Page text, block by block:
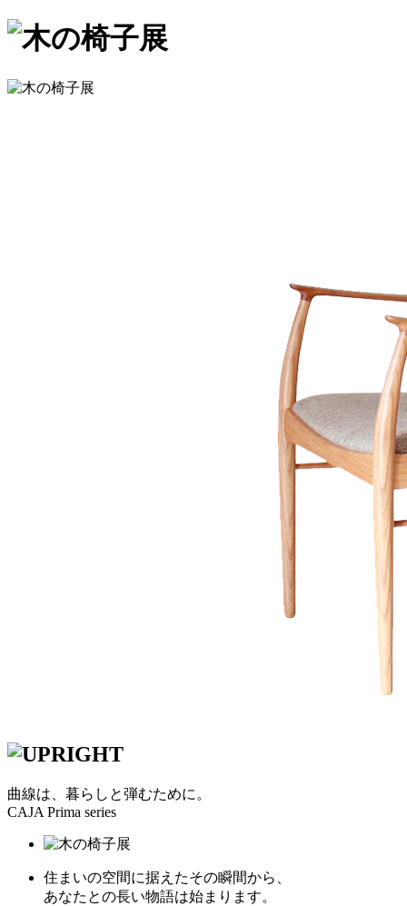
曲線は、暮らしと弾むために。
CAJA Prima series
住まいの空間に据えたその瞬間から、
あなたとの長い物語は始まります。